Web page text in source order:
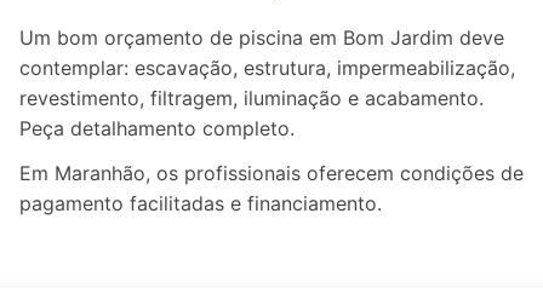
Um bom orçamento de piscina em Bom Jardim deve
contemplar: escavação, estrutura, impermeabilização,
revestimento, filtragem, iluminação e acabamento.
Peça detalhamento completo.
Em Maranhão, os profissionais oferecem condições de
pagamento facilitadas e financiamento.